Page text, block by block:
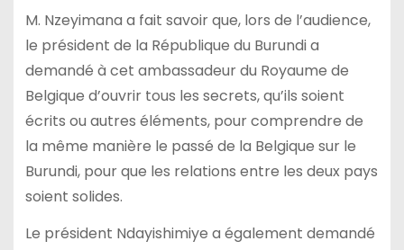
M. Nzeyimana a fait savoir que, lors de l’audience,
le président de la République du Burundi a
demandé à cet ambassadeur du Royaume de
Belgique d’ouvrir tous les secrets, qu’ils soient
écrits ou autres éléments, pour comprendre de
la même manière le passé de la Belgique sur le
Burundi, pour que les relations entre les deux pays
soient solides.
Le président Ndayishimiye a également demandé